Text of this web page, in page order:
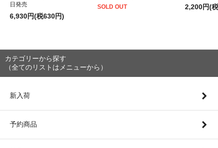
日発売
6,930円(税630円)
SOLD OUT
2,200円(
カテゴリーから探す
（全てのリストはメニューから）
新入荷
予約商品